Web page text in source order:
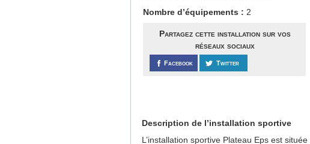
Nombre d’équipements : 2
Partagez cette installation sur vos
réseaux sociaux
Facebook Twitter
Description de l’installation sportive
L’installation sportive Plateau Eps est